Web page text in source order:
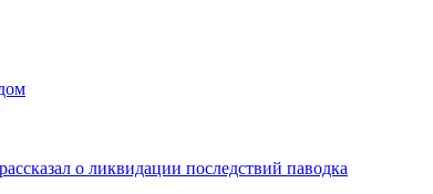
о ликвидации последствий паводка